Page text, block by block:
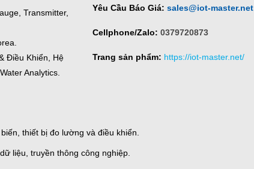
Transmitter,
Điều Khiển, Hệ
Analytics.
Yêu Cầu Báo Giá: sales@iot-master.net
Cellphone/Zalo: 0379720873
Trang sản phẩm: https://iot-master.net/
thiết bị đo lường và điều khiển.
liệu, truyền thông công nghiệp.